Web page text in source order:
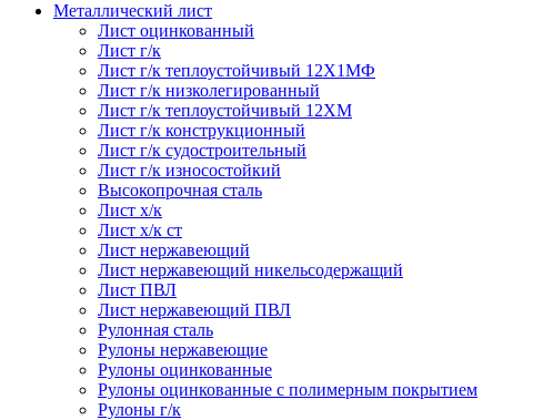
Металлический лист
Лист оцинкованный
Лист г/к
Лист г/к теплоустойчивый 12Х1МФ
Лист г/к низколегированный
Лист г/к теплоустойчивый 12ХМ
Лист г/к конструкционный
Лист г/к судостроительный
Лист г/к износостойкий
Высокопрочная сталь
Лист х/к
Лист х/к ст
Лист нержавеющий
Лист нержавеющий никельсодержащий
Лист ПВЛ
Лист нержавеющий ПВЛ
Рулонная сталь
Рулоны нержавеющие
Рулоны оцинкованные
Рулоны оцинкованные с полимерным покрытием
Рулоны г/к